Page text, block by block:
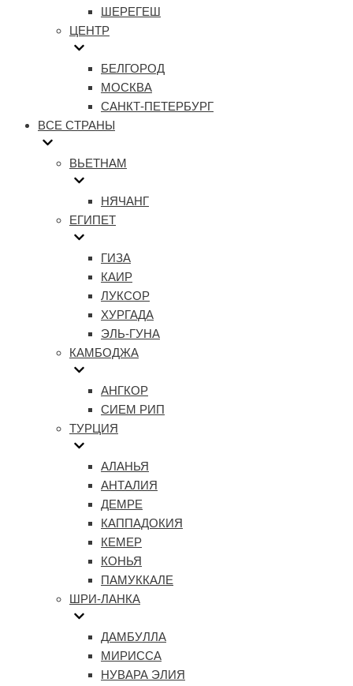
ШЕРЕГЕШ
ЦЕНТР
БЕЛГОРОД
МОСКВА
САНКТ-ПЕТЕРБУРГ
ВСЕ СТРАНЫ
ВЬЕТНАМ
НЯЧАНГ
ЕГИПЕТ
ГИЗА
КАИР
ЛУКСОР
ХУРГАДА
ЭЛЬ-ГУНА
КАМБОДЖА
АНГКОР
СИЕМ РИП
ТУРЦИЯ
АЛАНЬЯ
АНТАЛИЯ
ДЕМРЕ
КАППАДОКИЯ
КЕМЕР
КОНЬЯ
ПАМУККАЛЕ
ШРИ-ЛАНКА
ДАМБУЛЛА
МИРИССА
НУВАРА ЭЛИЯ